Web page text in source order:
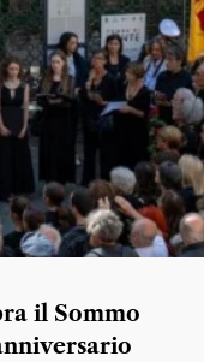
il Sommo